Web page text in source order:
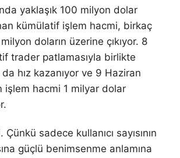
yaklaşık 100 milyon dolar
kümülatif işlem hacmi, birkaç
doların üzerine çıkıyor. 8
trader patlamasıyla birlikte
hız kazanıyor ve 9 Haziran
işlem hacmi 1 milyar dolar
sadece kullanıcı sayısının
güçlü benimsenme anlamına